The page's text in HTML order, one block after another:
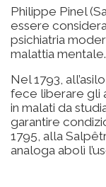
Philippe Pinel
essere
psichiatria
malattia mentale.
Nel 1793,
fece liberare gli
in malati da
garantire
1795, alla
analoga abolì